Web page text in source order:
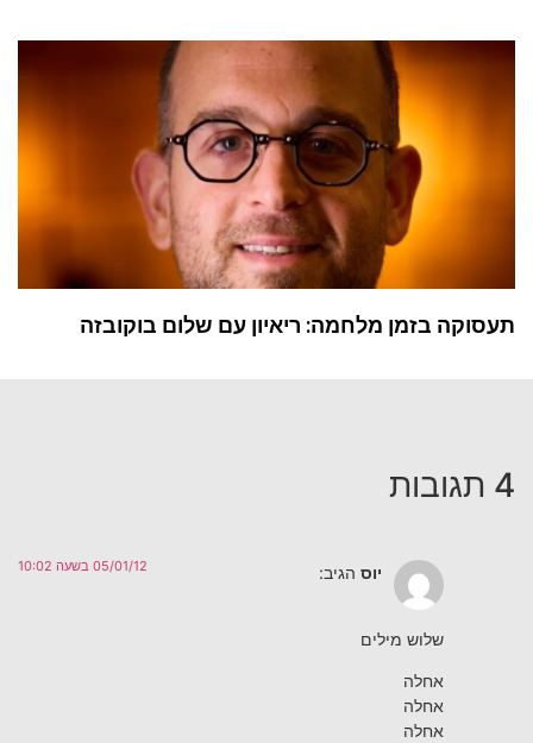
תעסוקה בזמן מלחמה: ריאיון עם שלום בוקובזה
4 תגובות
יוס הגיב: 05/01/12 בשעה 10:02
שלוש מילים
אחלה
אחלה
אחלה